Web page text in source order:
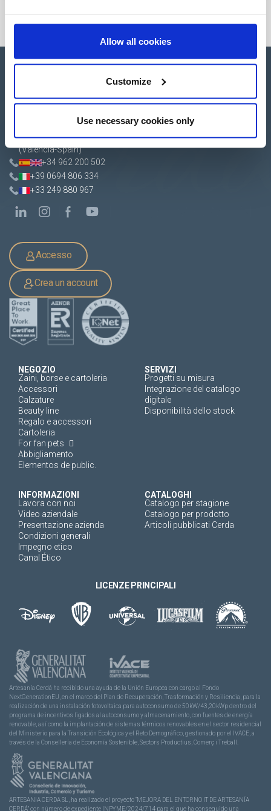
Allow all cookies
Customize
Use necessary cookies only
Apartado de Correos nº 45
Artesans 1 - 46850 L'Olleria
(Valencia-Spain)
+34 962 200 502
+39 0694 806 334
+33 249 880 967
Accesso
Crea un account
NEGOZIO
Zaini, borse e cartoleria
Accessori
Calzature
Beauty line
Regalo e accessori
Cartoleria
For fan pets
Abbigliamento
Elementos de public.
SERVIZI
Progetti su misura
Integrazione del catalogo
digitale
Disponibilità dello stock
INFORMAZIONI
Lavora con noi
Video aziendale
Presentazione azienda
Condizioni generali
Impegno etico
Canal Ético
CATALOGHI
Catalogo per stagione
Catalogo per prodotto
Articoli pubblicati Cerda
LICENZE PRINCIPALI
Artesanía Cerdá ha recibido una ayuda de la Unión Europea con cargo al Fondo
NextGenerationEU, en el marco del Plan de Recuperación, Trasformación y Resiliencia, para la
realización de una instalación fotovoltaica para autoconsumo de 50kW/43,20kWp dentro del
programa de incentivos ligados al autoconsumo y almacenamiento, con fuentes de energía
renovable, así como la implantación de sistemas térmicos renovables en el sector residencial
del Ministerio para la Transición Ecológica y el Reto Demográfico, gestionado por el IVACE, a
través de la Consellería de Economía Sostenible, Sectors Productius, Comerç i Treball.
ARTESANIA CERDA SL, ha realizado el proyecto “MEJORA DEL ENTORNO IT DE ARTESANÍA
CERDÁ” con número de expediente INPYME/2024/714 para el que ha conseguido una